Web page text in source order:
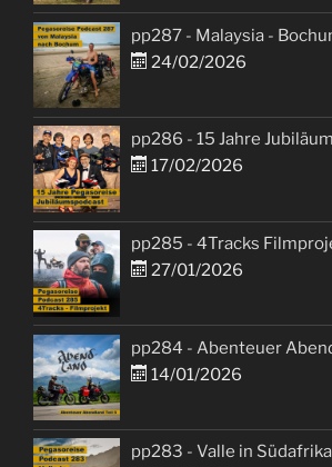
pp287 - Malaysia -
24/02/2026
pp286 - 15 Jahre Jubiläum
17/02/2026
pp285 - 4Tracks
27/01/2026
pp284 - Abenteuer
14/01/2026
pp283 - Valle in Südafrika